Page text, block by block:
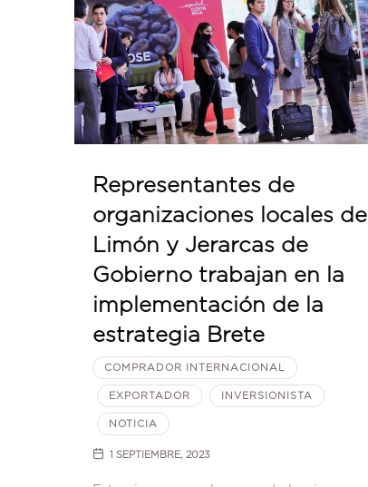
Representantes de
organizaciones locales de
Limón y Jerarcas de
Gobierno trabajan en la
implementación de la
estrategia Brete
COMPRADOR INTERNACIONAL
EXPORTADOR INVERSIONISTA
NOTICIA
1 SEPTIEMBRE, 2023